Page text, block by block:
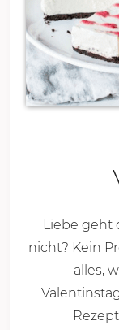
Liebe geht
nicht? Kein
alles,